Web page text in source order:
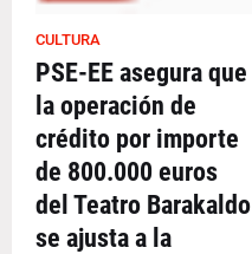
CULTURA
PSE-EE asegura que
la operación de
crédito por importe
de 800.000 euros
del Teatro Barakaldo
se ajusta a la